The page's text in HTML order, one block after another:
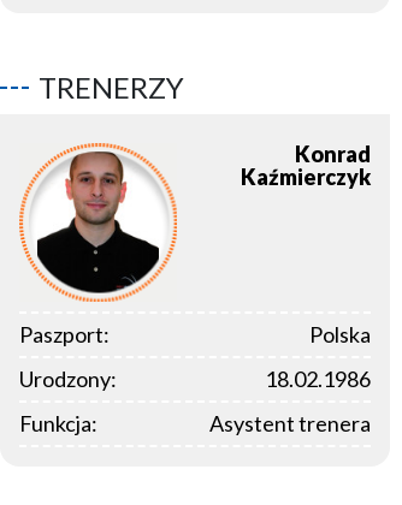
TRENERZY
Konrad
Kaźmierczyk
Paszport:
Polska
Urodzony:
18.02.1986
Funkcja:
Asystent trenera